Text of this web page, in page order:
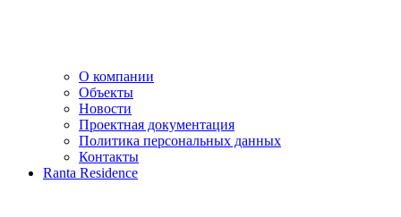
О компании
Объекты
Новости
Проектная документация
Политика персональных данных
Контакты
Ranta Residence